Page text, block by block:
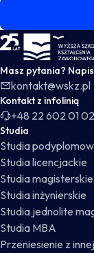
WSKZ - strona
Masz pytania?
kontakt@wskz.pl
Kontakt z infolinią
+48 22 602 01 02
Studia
Studia
Studia licencjackie
Studia magisterskie
Studia inżynierskie
Studia jednolite
Studia MBA
Przeniesienie z